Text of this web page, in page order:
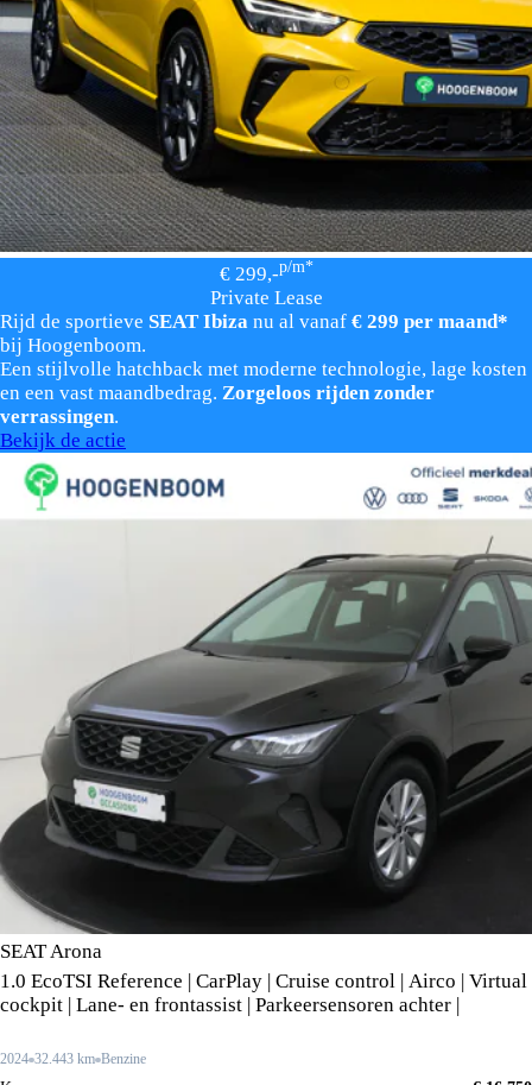
€ 299,-p/m*
Private Lease
Rijd de sportieve SEAT Ibiza nu al vanaf € 299 per maand*
bij Hoogenboom.
Een stijlvolle hatchback met moderne technologie, lage kosten
en een vast maandbedrag. Zorgeloos rijden zonder
verrassingen.
Bekijk de actie
SEAT Arona
1.0 EcoTSI Reference | CarPlay | Cruise control | Airco | Virtual
cockpit | Lane- en frontassist | Parkeersensoren achter |
2024 32.443 km Benzine